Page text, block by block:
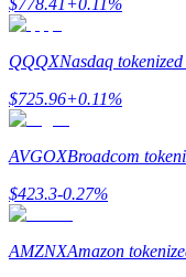
Launchpool
tokenach
$778.41+0.11%
QQQXNasdaq
$725.96+0.11%
AVGOXBroadcom
$423.3-0.27%
AMZNXAmazon